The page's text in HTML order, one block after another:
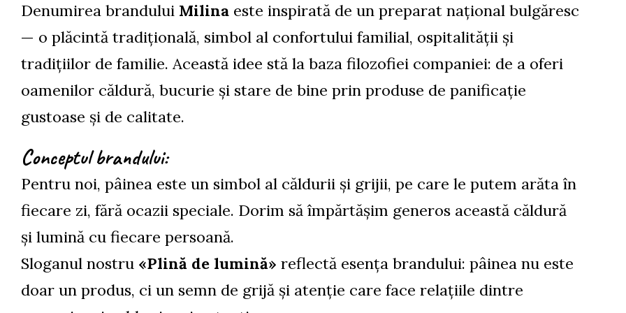
Denumirea brandului Milina este inspirată de un preparat național bulgăresc
— o plăcintă tradițională, simbol al confortului familial, ospitalității și
tradițiilor de familie. Această idee stă la baza filozofiei companiei: de a oferi
oamenilor căldură, bucurie și stare de bine prin produse de panificație
gustoase și de calitate.
Conceptul brandului:
Pentru noi, pâinea este un simbol al căldurii și grijii, pe care le putem arăta în
fiecare zi, fără ocazii speciale. Dorim să împărtășim generos această căldură
și lumină cu fiecare persoană.
Sloganul nostru «Plină de lumină» reflectă esența brandului: pâinea nu este
doar un produs, ci un semn de grijă și atenție care face relațiile dintre